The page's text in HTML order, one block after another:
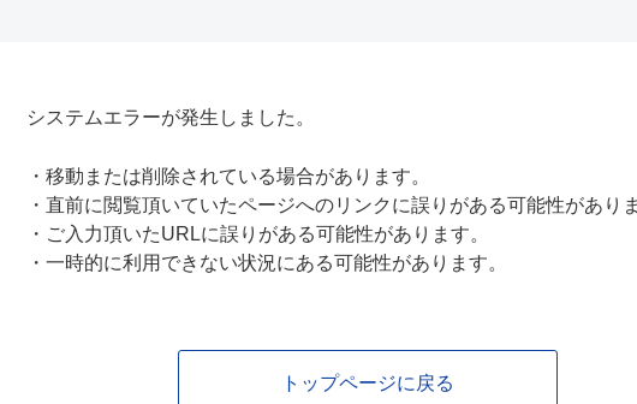
システムエラーが発生しました。
・ 移動または削除されている場合があります。
・ 直前に閲覧頂いていたページへのリンクに誤りがある可能性があり
・ ご入力頂いたURLに誤りがある可能性があります。
・ 一時的に利用できない状況にある可能性があります。
トップページに戻る